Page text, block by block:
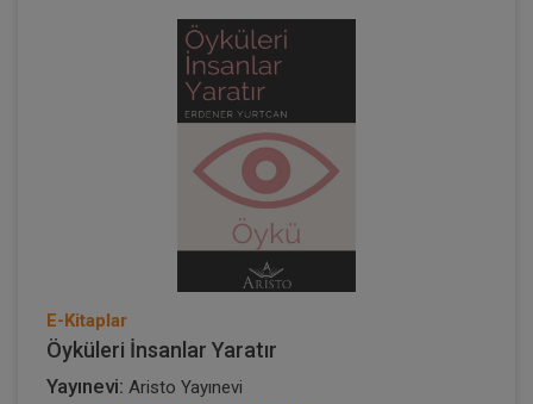
E-Kitaplar
Öyküleri İnsanlar Yaratır
Yayınevi: Aristo Yayınevi